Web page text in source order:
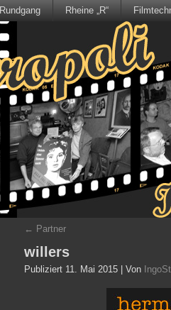
Rundgang Rheine „R“
← Partner
willers
Publiziert 11. Mai 2015 Von